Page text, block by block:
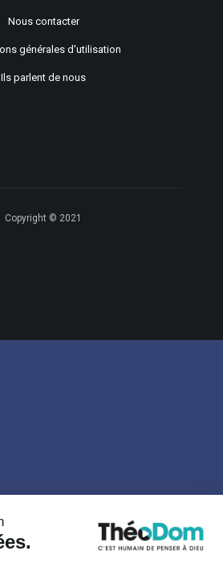
Nous contacter
générales d'utilisation
Ils parlent de nous
Copyright © 2021